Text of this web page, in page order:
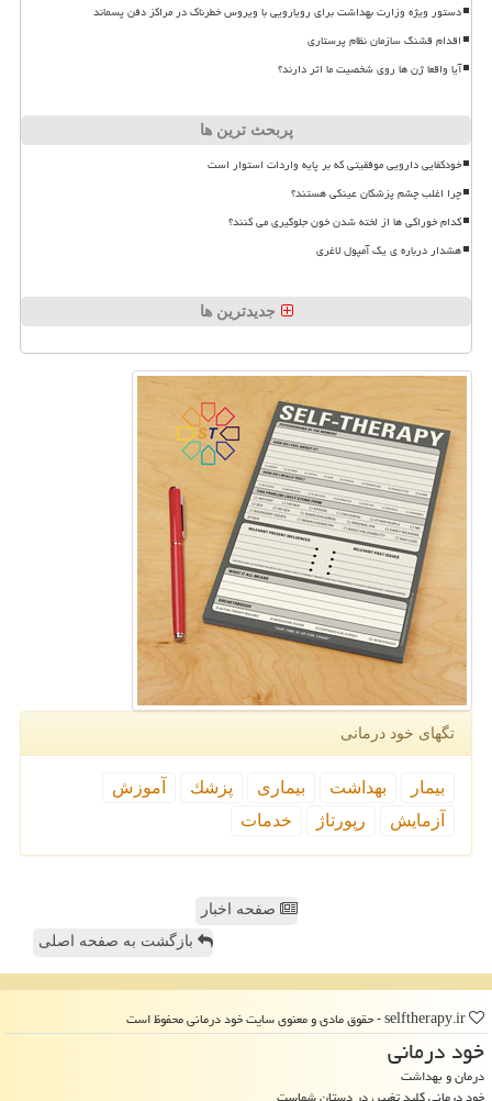
دستور ویژه وزارت بهداشت برای رویارویی با ویروس خطرناک در مراکز دفن پسماند
اقدام قشنگ سازمان نظام پرستاری
آیا واقعا ژن ها روی شخصیت ما اثر دارند؟
پربحث ترین ها
خودکفایی دارویی موفقیتی که بر پایه واردات استوار است
چرا اغلب چشم پزشکان عینکی هستند؟
کدام خوراکی ها از لخته شدن خون جلوگیری می کنند؟
هشدار درباره ی یک آمپول لاغری
جدیدترین ها
تگهای خود درمانی
بیمار بهداشت بیماری پزشك
آموزش
آزمایش
رپورتاژ خدمات
صفحه اخبار
بازگشت به صفحه اصلی
خود درمانی
درمان و بهداشت